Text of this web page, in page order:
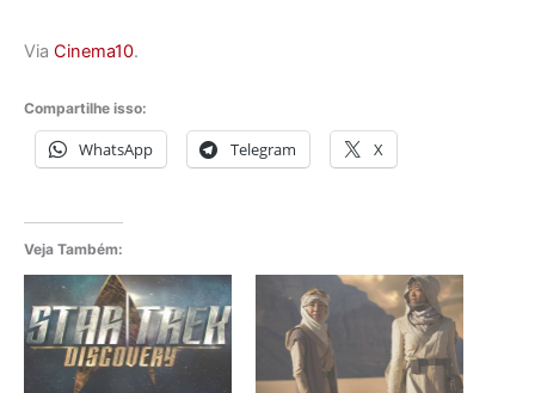
Via Cinema10.
Compartilhe isso:
WhatsApp Telegram X
Veja Também: